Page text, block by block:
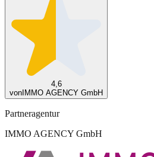
4,6
von IMMO AGENCY GmbH
Partneragentur
IMMO AGENCY GmbH